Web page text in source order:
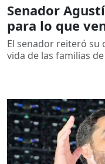
Senador
para lo que
El senador reiteró su
vida de las familias